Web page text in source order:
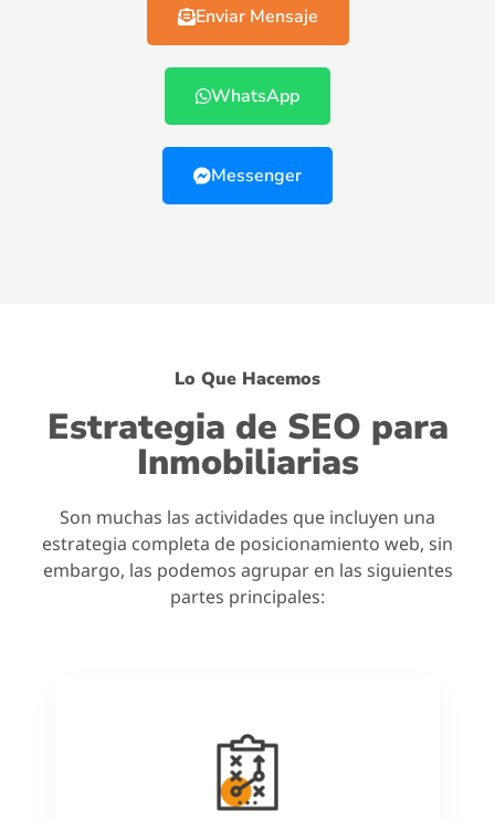
Enviar Mensaje
WhatsApp
Messenger
Lo Que Hacemos
Estrategia de SEO para
Inmobiliarias
Son muchas las actividades que incluyen una
estrategia completa de posicionamiento web, sin
embargo, las podemos agrupar en las siguientes
partes principales: